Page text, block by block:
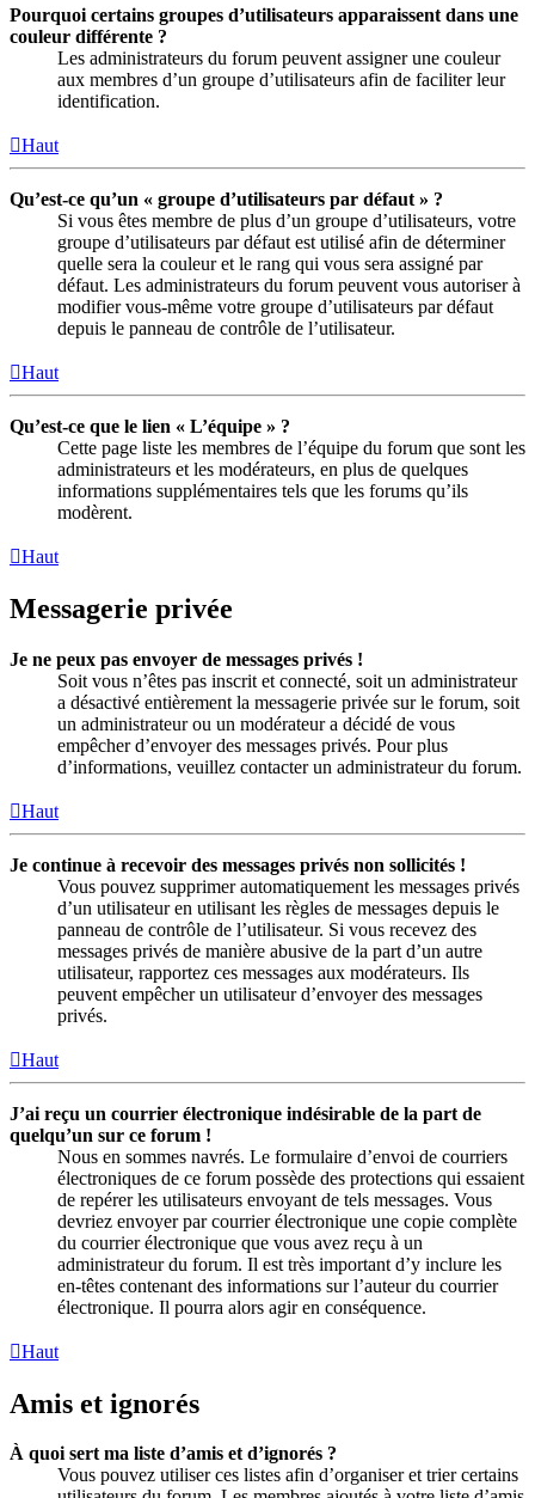
Pourquoi certains groupes d’utilisateurs apparaissent dans une
couleur différente ?
Les administrateurs du forum peuvent assigner une couleur
aux membres d’un groupe d’utilisateurs afin de faciliter leur
identification.
Haut
Qu’est-ce qu’un « groupe d’utilisateurs par défaut » ?
Si vous êtes membre de plus d’un groupe d’utilisateurs, votre
groupe d’utilisateurs par défaut est utilisé afin de déterminer
quelle sera la couleur et le rang qui vous sera assigné par
défaut. Les administrateurs du forum peuvent vous autoriser à
modifier vous-même votre groupe d’utilisateurs par défaut
depuis le panneau de contrôle de l’utilisateur.
Haut
Qu’est-ce que le lien « L’équipe » ?
Cette page liste les membres de l’équipe du forum que sont les
administrateurs et les modérateurs, en plus de quelques
informations supplémentaires tels que les forums qu’ils
modèrent.
Haut
Messagerie privée
Je ne peux pas envoyer de messages privés !
Soit vous n’êtes pas inscrit et connecté, soit un administrateur
a désactivé entièrement la messagerie privée sur le forum, soit
un administrateur ou un modérateur a décidé de vous
empêcher d’envoyer des messages privés. Pour plus
d’informations, veuillez contacter un administrateur du forum.
Haut
Je continue à recevoir des messages privés non sollicités !
Vous pouvez supprimer automatiquement les messages privés
d’un utilisateur en utilisant les règles de messages depuis le
panneau de contrôle de l’utilisateur. Si vous recevez des
messages privés de manière abusive de la part d’un autre
utilisateur, rapportez ces messages aux modérateurs. Ils
peuvent empêcher un utilisateur d’envoyer des messages
privés.
Haut
J’ai reçu un courrier électronique indésirable de la part de
quelqu’un sur ce forum !
Nous en sommes navrés. Le formulaire d’envoi de courriers
électroniques de ce forum possède des protections qui essaient
de repérer les utilisateurs envoyant de tels messages. Vous
devriez envoyer par courrier électronique une copie complète
du courrier électronique que vous avez reçu à un
administrateur du forum. Il est très important d’y inclure les
en-têtes contenant des informations sur l’auteur du courrier
électronique. Il pourra alors agir en conséquence.
Haut
Amis et ignorés
À quoi sert ma liste d’amis et d’ignorés ?
Vous pouvez utiliser ces listes afin d’organiser et trier certains